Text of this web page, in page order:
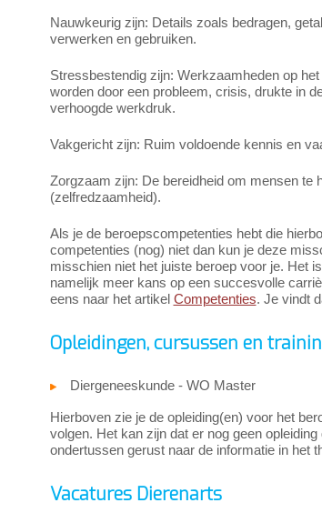
Nauwkeurig zijn: Details zoals bedragen,
verwerken en gebruiken.
Stressbestendig zijn: Werkzaamheden op
worden door een probleem, crisis, drukte in
verhoogde werkdruk.
Vakgericht zijn: Ruim voldoende kennis en
Zorgzaam zijn: De bereidheid om mensen te
(zelfredzaamheid).
Als je de beroepscompetenties hebt die
competenties (nog) niet dan kun je deze
misschien niet het juiste beroep voor je. Het
namelijk meer kans op een succesvolle
eens naar het artikel Competenties. Je vindt
Opleidingen, cursussen en
Diergeneeskunde - WO Master
Hierboven zie je de opleiding(en) voor het
volgen. Het kan zijn dat er nog geen
ondertussen gerust naar de informatie in het
Vacatures Dierenarts